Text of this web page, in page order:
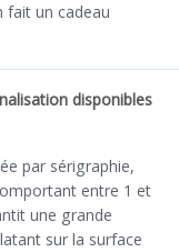
fait un cadeau
disponibles
par sérigraphie,
entre 1 et
une grande
sur la surface